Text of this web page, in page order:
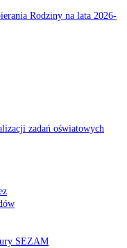
Rodziny na lata 2026-
zadań oświatowych
SEZAM